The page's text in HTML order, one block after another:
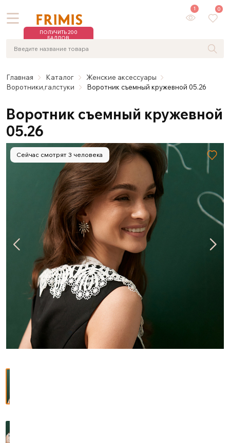
ПОЛУЧИТЬ 200
БАЛЛОВ
1 0
Главная Каталог
Женские аксессуары
Воротники,галстуки
Воротник съемный кружевной 05.26
Воротник съемный кружевной
05.26
Сейчас смотрят 3 человека